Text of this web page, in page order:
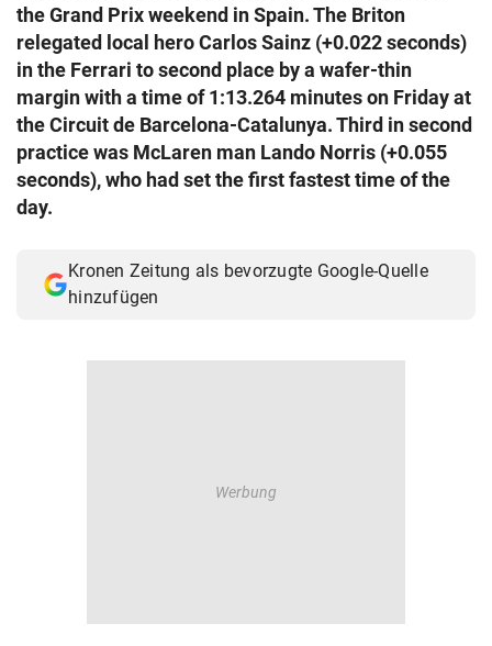
© Krone Multimedia GmbH & Co KG 2026
Muthgasse 2, 1190 Wien
the Grand Prix weekend in Spain. The Briton
relegated local hero Carlos Sainz (+0.022 seconds)
in the Ferrari to second place by a wafer-thin
margin with a time of 1:13.264 minutes on Friday at
the Circuit de Barcelona-Catalunya. Third in second
practice was McLaren man Lando Norris (+0.055
seconds), who had set the first fastest time of the
day.
Kronen Zeitung als bevorzugte Google-Quelle
hinzufügen